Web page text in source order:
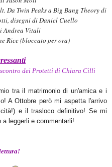
Da Twin Peaks a Big Bang Theory di
disegni di Daniel Cuello
Andrea Vitali
Rice (bloccato per ora)
scontro dei Protetti di Chiara Cilli
tra il matrimonio di un'amica ei
AOttobre però mi aspetta l'arrivo
e il trasloco definitivo! Se mi
a leggerli e commentar li!